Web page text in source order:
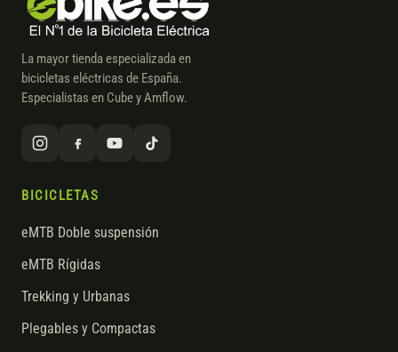
La mayor tienda especializada en
bicicletas eléctricas de España.
Especialistas en Cube y Amflow.
BICICLETAS
eMTB Doble suspensión
eMTB Rígidas
Trekking y Urbanas
Plegables y Compactas